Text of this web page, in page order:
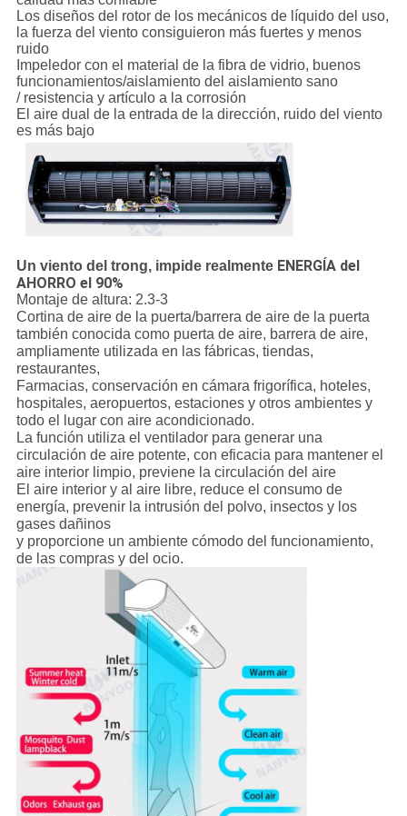
Los diseños del rotor de los mecánicos de líquido del uso,
la fuerza del viento consiguieron más fuertes y menos
ruido
Impeledor con el material de la fibra de vidrio, buenos
funcionamientos/aislamiento del aislamiento sano
/ resistencia y artículo a la corrosión
El aire dual de la entrada de la dirección, ruido del viento
es más bajo
Un viento del trong, impide realmenteENERGÍA del
AHORRO el 90%
Montaje de altura: 2.3-3
Cortina de aire de la puerta/barrera de aire de la puerta
también conocida como puerta de aire, barrera de aire,
ampliamente utilizada en las fábricas, tiendas,
restaurantes,
Farmacias, conservación en cámara frigorífica, hoteles,
hospitales, aeropuertos, estaciones y otros ambientes y
todo el lugar con aire acondicionado.
La función utiliza el ventilador para generar una
circulación de aire potente, con eficacia para mantener el
aire interior limpio, previene la circulación del aire
El aire interior y al aire libre, reduce el consumo de
energía, prevenir la intrusión del polvo, insectos y los
gases dañinos
y proporcione un ambiente cómodo del funcionamiento,
de las compras y del ocio.